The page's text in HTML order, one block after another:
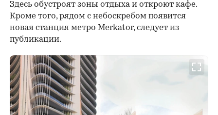
Здесь обустроят зоны отдыха и откроют кафе.
Кроме того, рядом с небоскребом появится
новая станция метро Merkator, следует из
публикации.